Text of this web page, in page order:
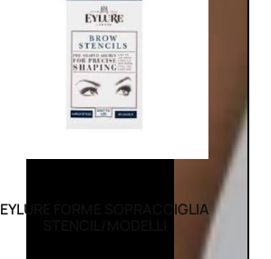
EYLURE FORME SOPRACCIGLIA